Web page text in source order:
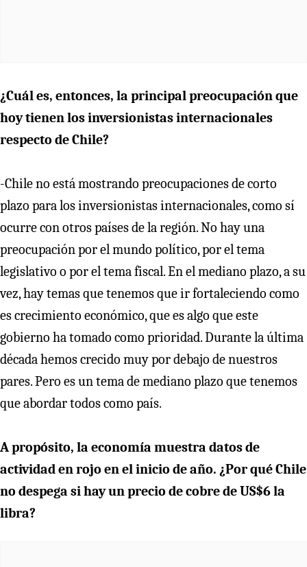
¿Cuál es, entonces, la principal preocupación que
hoy tienen los inversionistas internacionales
respecto de Chile?
-Chile no está mostrando preocupaciones de corto
plazo para los inversionistas internacionales, como sí
ocurre con otros países de la región. No hay una
preocupación por el mundo político, por el tema
legislativo o por el tema fiscal. En el mediano plazo, a su
vez, hay temas que tenemos que ir fortaleciendo como
es crecimiento económico, que es algo que este
gobierno ha tomado como prioridad. Durante la última
década hemos crecido muy por debajo de nuestros
pares. Pero es un tema de mediano plazo que tenemos
que abordar todos como país.
A propósito, la economía muestra datos de
actividad en rojo en el inicio de año. ¿Por qué Chile
no despega si hay un precio de cobre de US$6 la
libra?